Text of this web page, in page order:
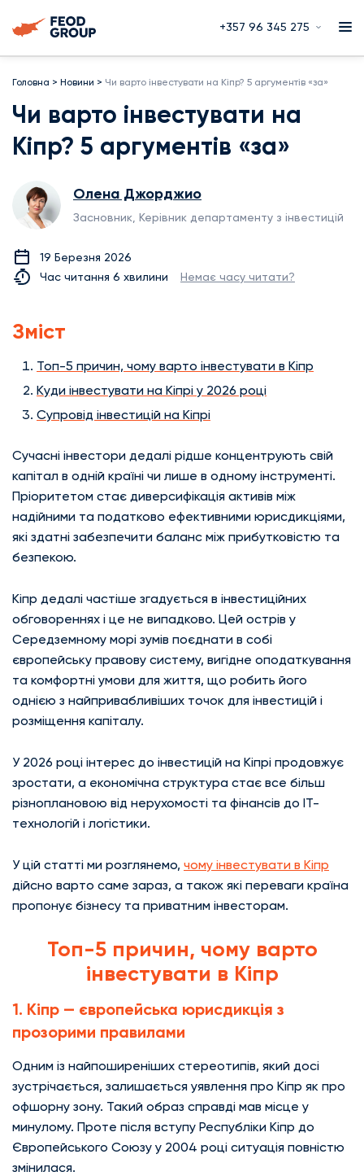
+357 96 345 275
Головна > Новини > Чи варто інвестувати на Кіпр? 5 аргументів «за»
Чи варто інвестувати на
Кіпр? 5 аргументів «за»
Олена Джорджио
Засновник, Керівник департаменту з інвестицій
19 Березня 2026
Час читання 6 хвилини
Немає часу читати?
Зміст
Топ-5 причин, чому варто інвестувати в Кіпр
Куди інвестувати на Кіпрі у 2026 році
Супровід інвестицій на Кіпрі
Сучасні інвестори дедалі рідше концентрують свій
капітал в одній країні чи лише в одному інструменті.
Пріоритетом стає диверсифікація активів між
надійними та податково ефективними юрисдикціями,
які здатні забезпечити баланс між прибутковістю та
безпекою.
Кіпр дедалі частіше згадується в інвестиційних
обговореннях і це не випадково. Цей острів у
Середземному морі зумів поєднати в собі
європейську правову систему, вигідне оподаткування
та комфортні умови для життя, що робить його
однією з найпривабливіших точок для інвестицій і
розміщення капіталу.
У 2026 році інтерес до інвестицій на Кіпрі продовжує
зростати, а економічна структура стає все більш
різноплановою від нерухомості та фінансів до ІТ-
технологій і логістики.
У цій статті ми розглянемо, чому інвестувати в Кіпр
дійсно варто саме зараз, а також які переваги країна
пропонує бізнесу та приватним інвесторам.
Топ-5 причин, чому варто
інвестувати в Кіпр
1. Кіпр — європейська юрисдикція з
прозорими правилами
Одним із найпоширеніших стереотипів, який досі
зустрічається, залишається уявлення про Кіпр як про
офшорну зону. Такий образ справді мав місце у
минулому. Проте після вступу Республіки Кіпр до
Європейського Союзу у 2004 році ситуація повністю
змінилася.